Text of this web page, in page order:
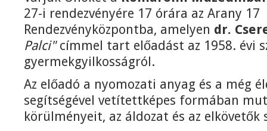
27-i rendezvényére 17 órára az Arany 17
Rendezvényközpontba, amelyen dr.
Palci"címmel tart előadást az 1958. évi
gyermekgyilkosságról.
Az előadó a nyomozati anyag és a még
segítségével vetítettképes formában
körülményeit, az áldozat és az elkövetők